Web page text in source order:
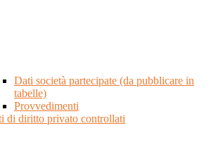
Dati società partecipate (da pubblicare in
tabelle)
Provvedimenti
di diritto privato controllati